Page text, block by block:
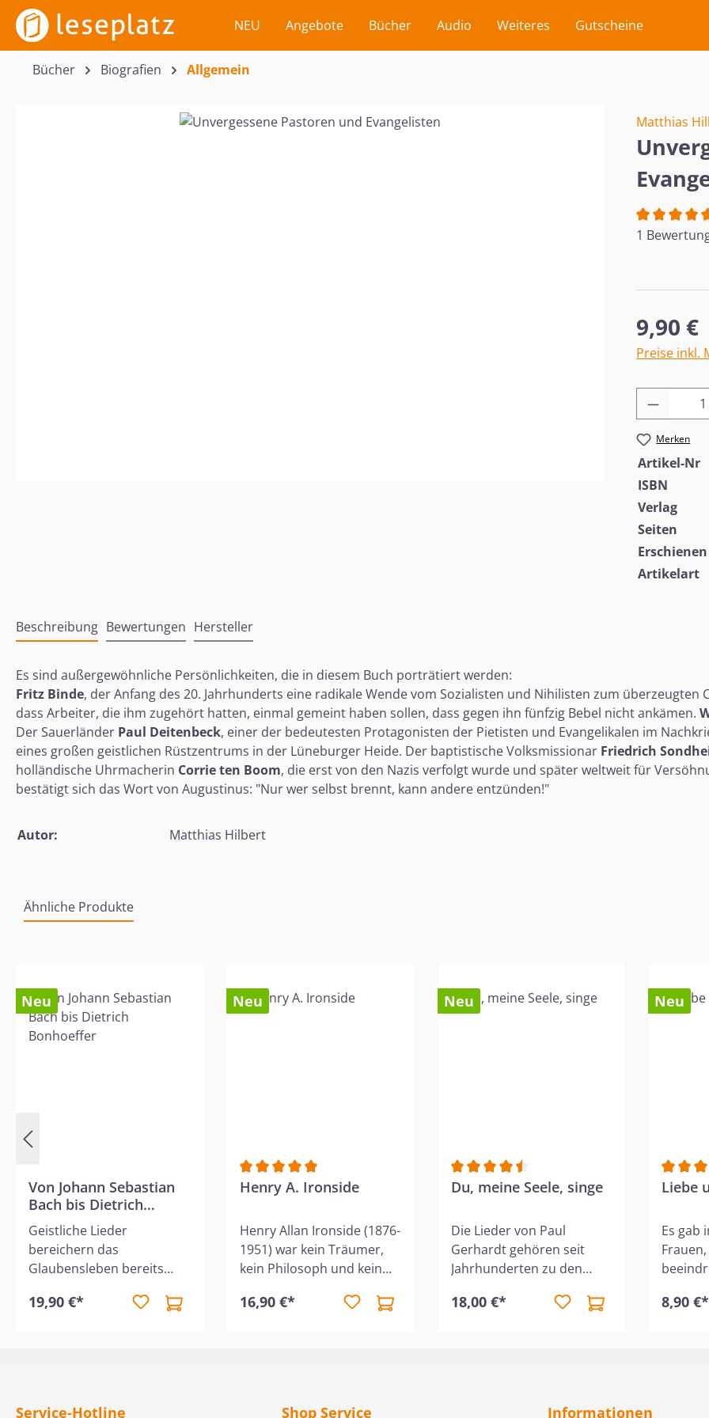
Hauptinhalt springen
Zur Suche springen
Zur Hauptnavigation springen NEU Angebote Bücher Audio Weiteres Gutscheine
Bücher Biografien Allgemein
Matthias
1
Regulärer
9,90 €
Preise inkl.
Merken
Artikel-Nr
ISBN
Verlag
Seiten
Erschienen
Artikelart
Beschreibung Bewertungen Hersteller
Es sind außergewöhnliche Persönlichkeiten, die in diesem Buch porträtiert werden:
Fritz Binde, der Anfang des 20. Jahrhunderts eine radikale Wende vom Sozialisten und Nihilisten zum
dass Arbeiter, die ihm zugehört hatten, einmal gemeint haben sollen, dass gegen ihn fünfzig Bebel nicht ankämen.
Der Sauerländer Paul Deitenbeck, einer der bedeutesten Protagonisten der Pietisten und Evangelikalen im
eines großen geistlichen Rüstzentrums in der Lüneburger Heide. Der baptistische Volksmissionar Friedrich
holländische Uhrmacherin Corrie ten Boom, die erst von den Nazis verfolgt wurde und später weltweit für
bestätigt sich das Wort von Augustinus: "Nur wer selbst brennt, kann andere entzünden!"
Autor: Matthias Hilbert
Ähnliche Produkte
Neu
Von Johann Sebastian
Bach bis Dietrich
Bonhoeffer
Geistliche Lieder
bereichern das
Glaubensleben bereits
Beschäftigung mit den
19,90 €*
Neu
Durchschnittliche Bewertung von 5 von 5 Sternen
Henry A. Ironside
Henry Allan Ironside (1876-
1951) war kein Träumer,
kein Philosoph und kein
Worte machte. Vielmehr
16,90 €*
Neu
Durchschnittliche Bewertung von 4.5 von
Du, meine Seele, singe
Die Lieder von Paul
Gerhardt gehören seit
Jahrhunderten zu den
Gesängen im deutschen
18,00 €*
Neu
Liebe
Es gab
ihnen
Buch
aus –
8,90 €*
Service-Hotline Shop Service Informationen